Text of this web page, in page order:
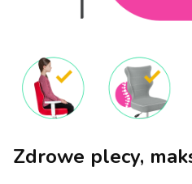
Zdrowe plecy,